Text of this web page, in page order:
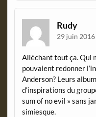
Rudy
29 juin 2016
Alléchant tout ça. Qui
pouvaient redonner
Anderson? Leurs
d’inspirations du
sum of no evil » sans
simiesque.